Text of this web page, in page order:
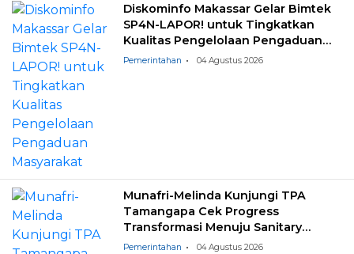
Diskominfo Makassar Gelar Bimtek
SP4N-LAPOR! untuk Tingkatkan
Kualitas Pengelolaan Pengaduan
Masyarakat
Pemerintahan 04 Agustus 2026
Munafri-Melinda Kunjungi TPA
Tamangapa Cek Progress
Transformasi Menuju Sanitary
Landfill
Pemerintahan 04 Agustus 2026